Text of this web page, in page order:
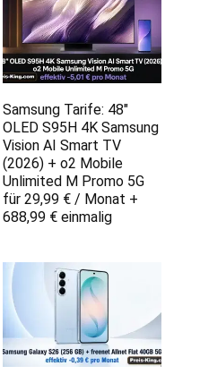
Samsung Tarife: 48″
OLED S95H 4K Samsung
Vision AI Smart TV
(2026) + o2 Mobile
Unlimited M Promo 5G
für 29,99 € / Monat +
688,99 € einmalig